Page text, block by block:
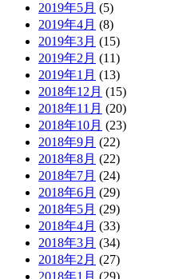
2019年5月 (5)
2019年4月 (8)
2019年3月 (15)
2019年2月 (11)
2019年1月 (13)
2018年12月 (15)
2018年11月 (20)
2018年10月 (23)
2018年9月 (22)
2018年8月 (22)
2018年7月 (24)
2018年6月 (29)
2018年5月 (29)
2018年4月 (33)
2018年3月 (34)
2018年2月 (27)